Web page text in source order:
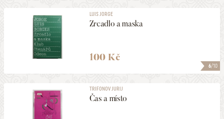
6/10
LUIS JORGE
Zrcadlo a maska
100 Kč
TRIFONOV JURIJ
Čas a místo